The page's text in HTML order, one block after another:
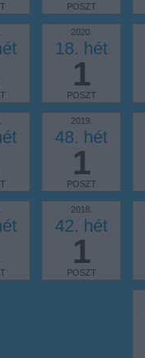
POSZT
2020.
18. hét
1
POSZT
2019.
48. hét
1
POSZT
2018.
42. hét
1
POSZT